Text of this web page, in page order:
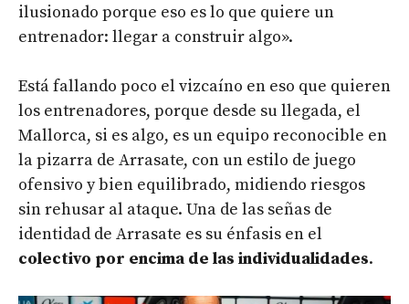
ilusionado porque eso es lo que quiere un
entrenador: llegar a construir algo».
Está fallando poco el vizcaíno en eso que quieren
los entrenadores, porque desde su llegada, el
Mallorca, si es algo, es un equipo reconocible en
la pizarra de Arrasate, con un estilo de juego
ofensivo y bien equilibrado, midiendo riesgos
sin rehusar al ataque. Una de las señas de
identidad de Arrasate es su énfasis en el
colectivo por encima de las individualidades.